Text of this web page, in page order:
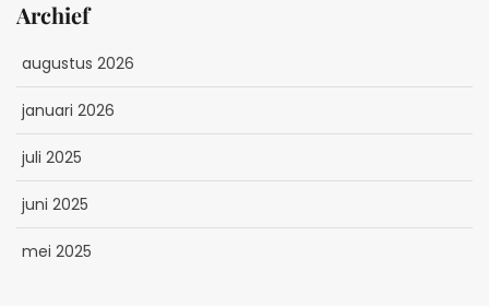
Archief
augustus 2026
januari 2026
juli 2025
juni 2025
mei 2025